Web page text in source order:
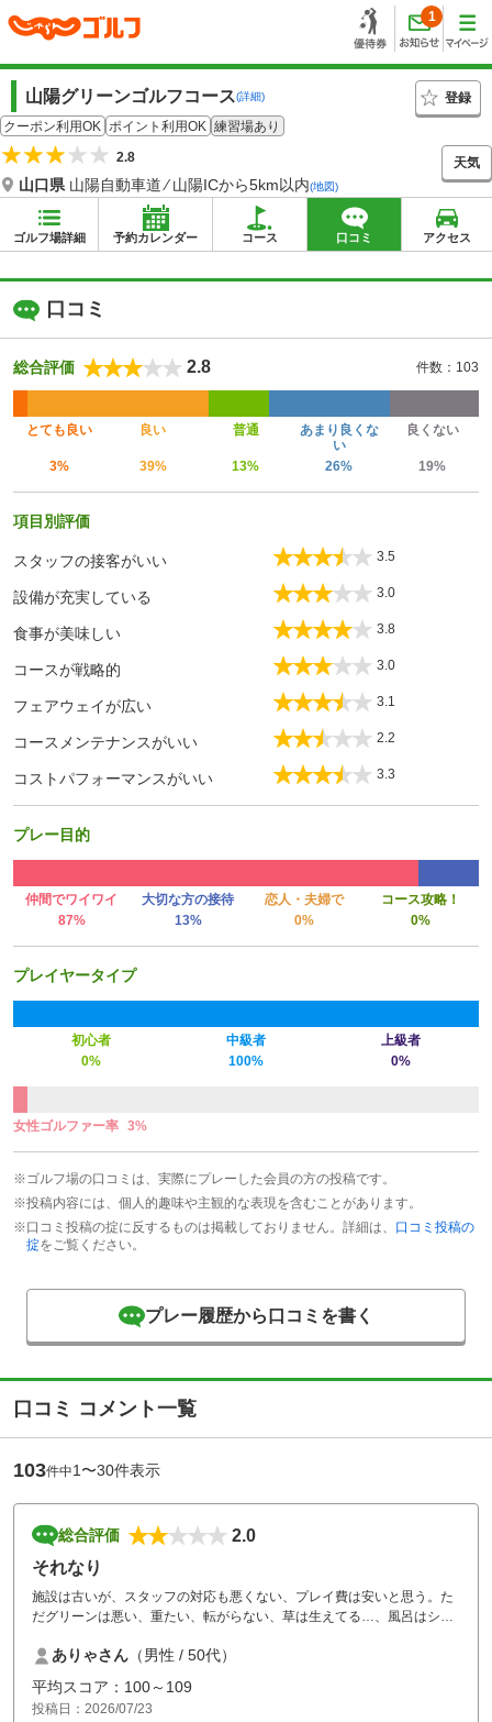
1
山陽グリーンゴルフコース(詳細)
登録
クーポン利用OK ポイント利用OK 練習場あり
2.8
山口県 山陽自動車道 ⁄ 山陽ICから5km以内(地図)
天気
ゴルフ場詳細 予約カレンダー コース 口コミ アクセス
口コミ
総合評価 2.8 件数：103
とても良い 良い 普通
あまり良くな
い
良くない
3% 39% 13% 26% 19%
項目別評価
スタッフの接客がいい 3.5
設備が充実している 3.0
食事が美味しい 3.8
コースが戦略的 3.0
フェアウェイが広い 3.1
コースメンテナンスがいい 2.2
コストパフォーマンスがいい 3.3
プレー目的
仲間でワイワイ 大切な方の接待 恋人・夫婦で
コース攻略！
87%
13% 0% 0%
プレイヤータイプ
初心者 中級者
上級者
0%
100% 0%
女性ゴルファー率 3%
※ゴルフ場の口コミは、実際にプレーした会員の方の投稿です。
※投稿内容には、個人的趣味や主観的な表現を含むことがあります。
※口コミ投稿の掟に反するものは掲載しておりません。詳細は、 口コミ投稿の
掟をご覧ください。
プレー履歴から口コミを書く
口コミ コメント一覧
103件中1〜30件表示
総合評価
2.0
それなり
施設は古いが、スタッフの対応も悪くない、プレイ費は安いと思う。た
だグリーンは悪い、重たい、転がらない、草は生えてる…、風呂はシャ
タッフが居るのに何故？って感じた。前途にも記載したがプレイ費が安
いので納得するしかない。
ありゃさん （男性 / 50代）
平均スコア：100～109
投稿日：2026/07/23